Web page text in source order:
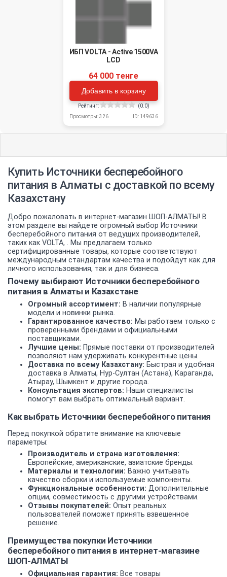
ИБП VOLTA - Active 1500VA
LCD
64 000 тенге
Добавить в корзину
Рейтинг:
(0.0)
Просмотры: 326
ID: 149636
Купить Источники бесперебойного
питания в Алматы с доставкой по всему
Казахстану
Добро пожаловать в интернет-магазин ШОП-АЛМАТЫ! В
этом разделе вы найдете огромный выбор Источники
бесперебойного питания от ведущих производителей,
таких как VOLTA, . Мы предлагаем только
сертифицированные товары, которые соответствуют
международным стандартам качества и подойдут как для
личного использования, так и для бизнеса.
Почему выбирают Источники бесперебойного
питания в Алматы и Казахстане
Огромный ассортимент: В наличии популярные
модели и новинки рынка.
Гарантированное качество: Мы работаем только с
проверенными брендами и официальными
поставщиками.
Лучшие цены: Прямые поставки от производителей
позволяют нам удерживать конкурентные цены.
Доставка по всему Казахстану: Быстрая и удобная
доставка в Алматы, Нур-Султан (Астана), Караганда,
Атырау, Шымкент и другие города.
Консультация экспертов: Наши специалисты
помогут вам выбрать оптимальный вариант.
Как выбрать Источники бесперебойного питания
Перед покупкой обратите внимание на ключевые
параметры:
Производитель и страна изготовления:
Европейские, американские, азиатские бренды.
Материалы и технологии: Важно учитывать
качество сборки и используемые компоненты.
Функциональные особенности: Дополнительные
опции, совместимость с другими устройствами.
Отзывы покупателей: Опыт реальных
пользователей поможет принять взвешенное
решение.
Преимущества покупки Источники
бесперебойного питания в интернет-магазине
ШОП-АЛМАТЫ
Официальная гарантия: Все товары